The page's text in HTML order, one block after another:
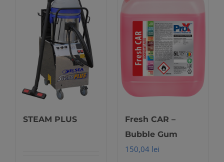
multe
variații.
Opțiunile
pot
alese
în
produsului.
STEAM PLUS
Fresh CAR –
Bubble Gum
150,04 lei